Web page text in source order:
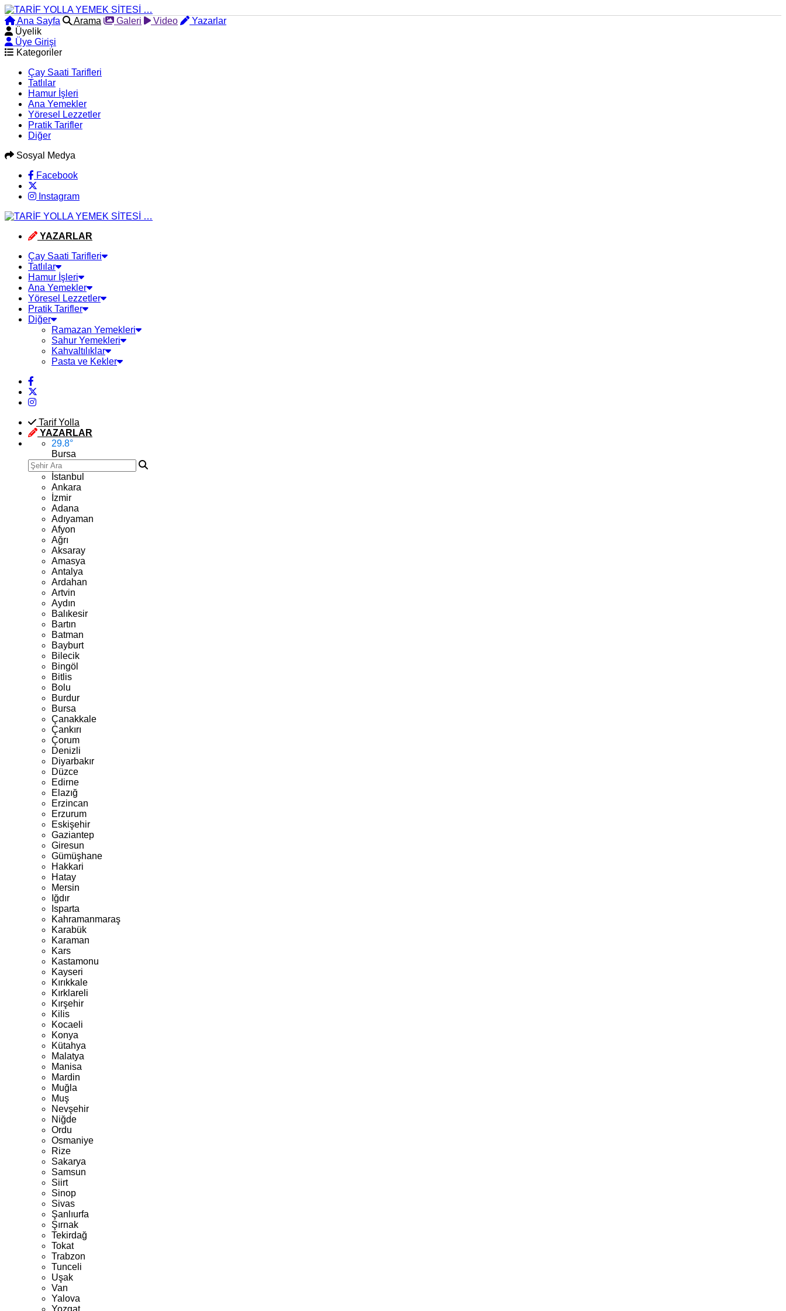
Ana Sayfa Arama Galeri Video
Yazarlar
Üyelik
Üye Girişi
Kategoriler
Çay Saati Tarifleri
Tatlılar
Hamur İşleri
Ana Yemekler
Yöresel Lezzetler
Pratik Tarifler
Diğer
Sosyal Medya
Facebook
Instagram
YAZARLAR
Çay Saati Tarifleri
Tatlılar
Hamur İşleri
Ana Yemekler
Yöresel Lezzetler
Pratik Tarifler
Diğer
Ramazan Yemekleri
Sahur Yemekleri
Kahvaltılıklar
Pasta ve Kekler
Tarif Yolla
YAZARLAR
29.8°
Bursa
İstanbul
Ankara
İzmir
Adana
Adıyaman
Afyon
Ağrı
Aksaray
Amasya
Antalya
Ardahan
Artvin
Aydın
Balıkesir
Bartın
Batman
Bayburt
Bilecik
Bingöl
Bitlis
Bolu
Burdur
Bursa
Çanakkale
Çankırı
Çorum
Denizli
Diyarbakır
Düzce
Edirne
Elazığ
Erzincan
Erzurum
Eskişehir
Gaziantep
Giresun
Gümüşhane
Hakkari
Hatay
Mersin
Iğdır
Isparta
Kahramanmaraş
Karabük
Karaman
Kars
Kastamonu
Kayseri
Kırıkkale
Kırklareli
Kırşehir
Kilis
Kocaeli
Konya
Kütahya
Malatya
Manisa
Mardin
Muğla
Muş
Nevşehir
Niğde
Ordu
Osmaniye
Rize
Sakarya
Samsun
Siirt
Sinop
Sivas
Şanlıurfa
Şırnak
Tekirdağ
Tokat
Trabzon
Tunceli
Uşak
Van
Yalova
Yozgat